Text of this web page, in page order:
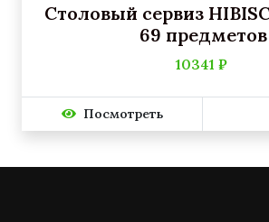
Столовый сервиз
69 предметов
10341 ₽
Посмотреть